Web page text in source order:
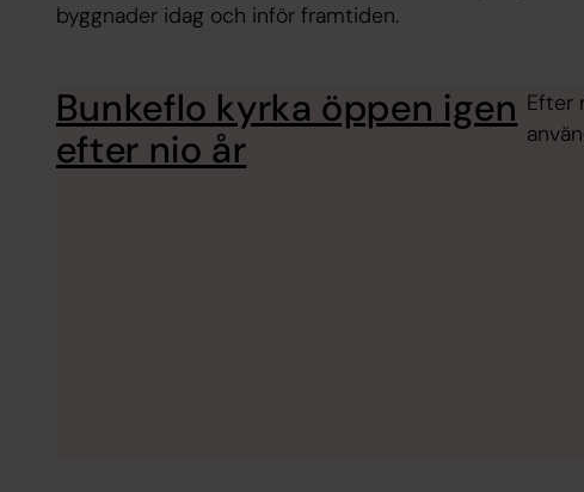
byggnader idag och inför framtiden.
Bunkeflo kyrka öppen igen
efter nio år
Efter